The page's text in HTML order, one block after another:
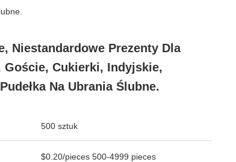
Niestandardowe Prezenty Dla
Goście, Cukierki, Indyjskie,
Na Ubrania Ślubne.
500 sztuk
$0.20/pieces 500-4999 pieces